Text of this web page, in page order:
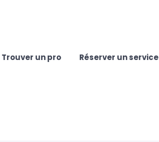
Trouver un pro Réserver un service